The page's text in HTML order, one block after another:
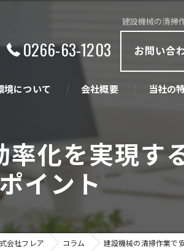
建設機械の清掃
0266-63-1203 お問い合
境について 会社概要
創業の精神
当社の
販売
住環境
化を実現す
イント
会社フレア コラム 建設機械の清掃作業で